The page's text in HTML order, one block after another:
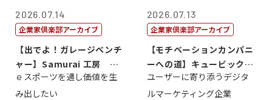
2026.07.14
企業家倶楽部アーカイブ
【出でよ！ガレージベンチ
ャー】Samurai 工房 代
表取締...
ｅスポーツを通し価値を生
み出したい
2026.07.13
企業家倶楽部アーカイブ
【モチベーションカンパニ
ーへの道】キュービック代
表取締役CE...
ユーザーに寄り添うデジタ
ルマーケティング企業